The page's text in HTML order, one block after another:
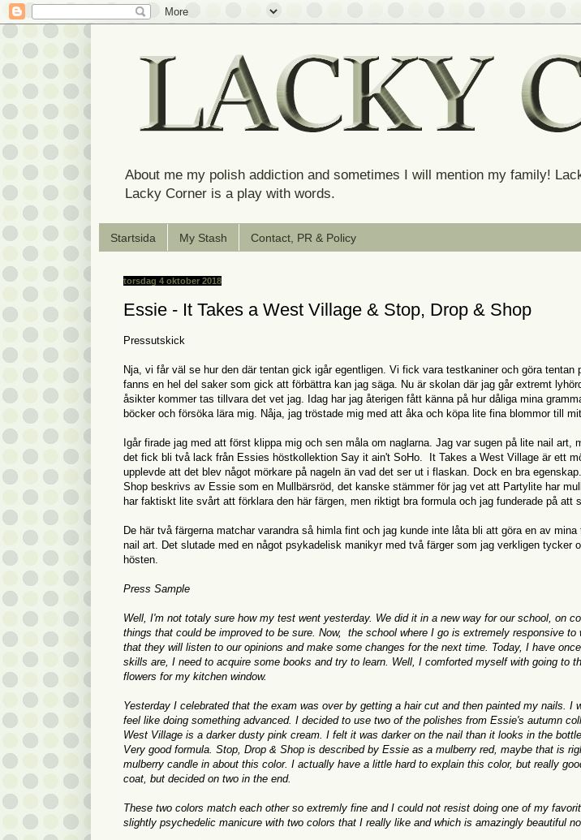
About me my polish addiction and sometimes I will mention my family!
Lacky Corner is a play with words.
Startsida My Stash Contact, PR & Policy
torsdag 4 oktober 2018
Essie - It Takes a West Village & Stop, Drop & Shop
Pressutskick
Nja, vi får väl se hur den där tentan gick igår egentligen. Vi fick vara testkaniner och göra tentan
fanns en hel del saker som gick att förbättra kan jag säga. Nu är skolan där jag går extremt
åsikter kommer tas tillvara det vet jag. Idag har jag återigen fått känna på hur dåliga mina
böcker och försöka lära mig. Nåja, jag tröstade mig med att åka och köpa lite fina blommor till
Igår firade jag med att först klippa mig och sen måla om naglarna. Jag var sugen på lite nail art,
det fick bli två lack från Essies höstkollektion Say it ain't SoHo. It Takes a West Village är ett
upplevde att det blev något mörkare på nageln än vad det ser ut i flaskan. Dock en bra
Shop beskrivs av Essie som en Mullbärsröd, det kanske stämmer för jag vet att Partylite har
har faktiskt lite svårt att förklara den här färgen, men riktigt bra formula och jag funderade på att
De här två färgerna matchar varandra så himla fint och jag kunde inte låta bli att göra en av
nail art. Det slutade med en något psykadelisk manikyr med två färger som jag verkligen tycker
hösten.
Press Sample
Well, I'm not totaly sure how my test went yesterday. We did it in a new way for our school, on
things that could be improved to be sure. Now, the school where I go is extremely responsive
that they will listen to our opinions and make some changes for the next time. Today, I have
skills are, I need to acquire some books and try to learn. Well, I comforted myself with going to
flowers for my kitchen window.
Yesterday I celebrated that the exam was over by getting a hair cut and then painted my nails. I
feel like doing something advanced. I decided to use two of the polishes from Essie's autumn
West Village is a darker dusty pink cream. I felt it was darker on the nail than it looks in the
Very good formula. Stop, Drop & Shop is described by Essie as a mulberry red, maybe that is
mulberry candle in about this color. I actually have a little hard to explain this color, but really
coat, but decided on two in the end.
These two colors match each other so extremly fine and I could not resist doing one of my
slightly psychedelic manicure with two colors that I really like and which is amazingly beautiful